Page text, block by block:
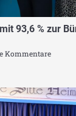
93,6 % zur
Kommentare